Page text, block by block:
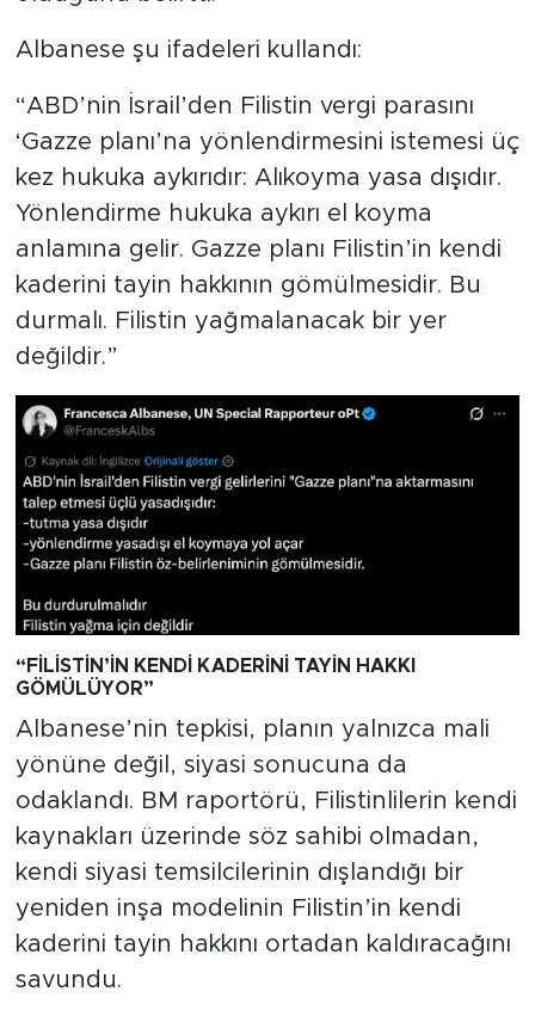
Albanese şu ifadeleri kullandı:
“ABD’nin İsrail’den Filistin vergi parasını
‘Gazze planı’na yönlendirmesini istemesi üç
kez hukuka aykırıdır: Alıkoyma yasa dışıdır.
Yönlendirme hukuka aykırı el koyma
anlamına gelir. Gazze planı Filistin’in kendi
kaderini tayin hakkının gömülmesidir. Bu
durmalı. Filistin yağmalanacak bir yer
değildir.”
“FİLİSTİN’İN KENDİ KADERİNİ TAYİN HAKKI
GÖMÜLÜYOR”
Albanese’nin tepkisi, planın yalnızca mali
yönüne değil, siyasi sonucuna da
odaklandı. BM raportörü, Filistinlilerin kendi
kaynakları üzerinde söz sahibi olmadan,
kendi siyasi temsilcilerinin dışlandığı bir
yeniden inşa modelinin Filistin’in kendi
kaderini tayin hakkını ortadan kaldıracağını
savundu.